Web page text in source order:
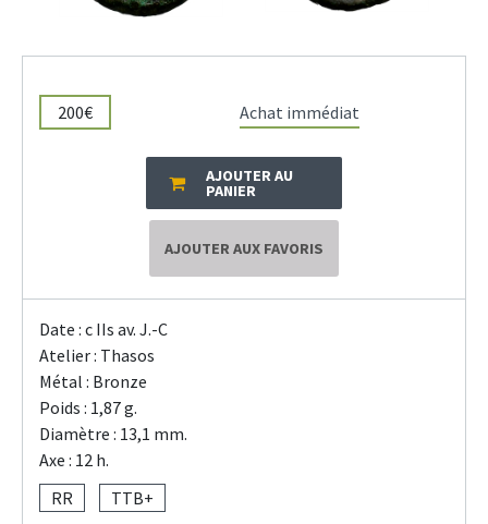
200€ Achat immédiat
AJOUTER AU
PANIER
AJOUTER AUX FAVORIS
Date : c IIs av. J.-C
Atelier : Thasos
Métal : Bronze
Poids : 1,87 g.
Diamètre : 13,1 mm.
Axe : 12 h.
RR
TTB+